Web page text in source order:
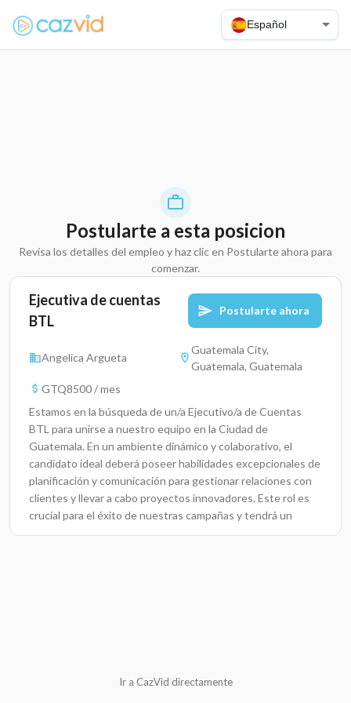
Español
Postularte a esta posicion
Revisa los detalles del empleo y haz clic en Postularte ahora para
comenzar.
Ejecutiva de cuentas
BTL
Postularte ahora
Angelica Argueta
Guatemala City,
Guatemala, Guatemala
GTQ8500 / mes
Estamos en la búsqueda de un/a Ejecutivo/a de Cuentas
BTL para unirse a nuestro equipo en la Ciudad de
Guatemala. En un ambiente dinámico y colaborativo, el
candidato ideal deberá poseer habilidades excepcionales de
planificación y comunicación para gestionar relaciones con
clientes y llevar a cabo proyectos innovadores. Este rol es
crucial para el éxito de nuestras campañas y tendrá un
impacto directo en el crecimiento y la percepción de la
los plazos y los presupuestos.Realizar presentaciones y
Ir a CazVid directamente